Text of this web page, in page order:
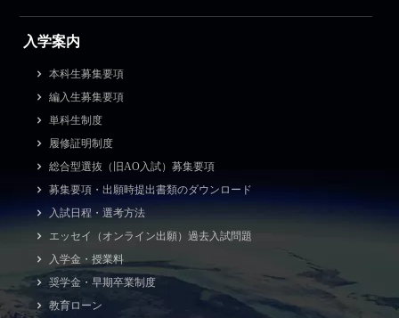
入学案内
本科生募集要項
編入生募集要項
単科生制度
履修証明制度
総合型選抜（旧AO入試）募集要項
募集要項・出願時提出書類のダウンロード
入試日程・選考方法
エッセイ（オンライン出願）過去入試問題
入学金・授業料
奨学金・早期卒業制度
教育ローン